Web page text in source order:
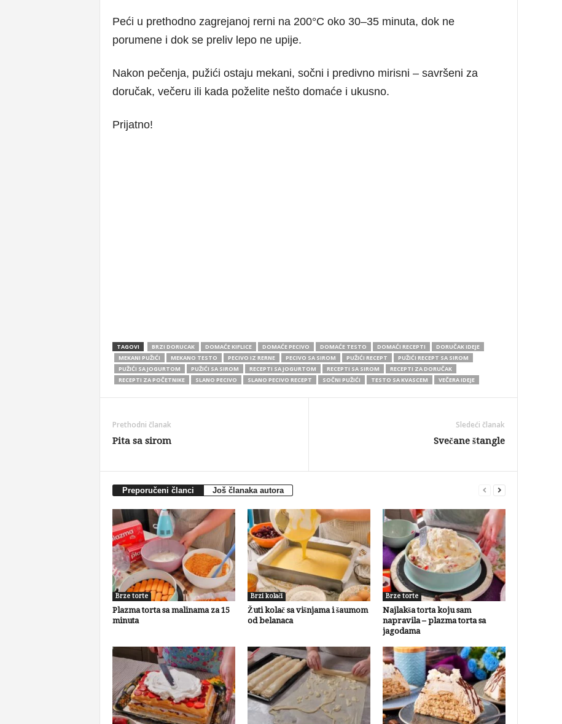
Peći u prethodno zagrejanoj rerni na 200°C oko 30–35 minuta, dok ne
porumene i dok se preliv lepo ne upije.
Nakon pečenja, pužići ostaju mekani, sočni i predivno mirisni – savršeni za
doručak, večeru ili kada poželite nešto domaće i ukusno.
Prijatno!
TAGOVI BRZI DORUCAK DOMAĆE KIFLICE DOMAĆE PECIVO DOMAĆE TESTO DOMAĆI RECEPTI
DORUČAK IDEJE
MEKANI PUŽIĆI
MEKANO TESTO PECIVO IZ RERNE PECIVO SA SIROM PUŽIĆI RECEPT
PUŽIĆI RECEPT SA SIROM
PUŽIĆI SA JOGURTOM
PUŽIĆI SA SIROM RECEPTI SA JOGURTOM RECEPTI SA SIROM
RECEPTI ZA DORUČAK
RECEPTI ZA POČETNIKE
SLANO PECIVO SLANO PECIVO RECEPT SOČNI PUŽIĆI TESTO SA KVASCEM VEČERA IDEJE
Prethodni članak
Pita sa sirom
Sledeći članak
Svečane štangle
Preporučeni članci Još članaka autora
Brze torte
Plazma torta sa malinama za 15
minuta
Brzi kolači
Žuti kolač sa višnjama i šaumom
od belanaca
Brze torte
Najlakša torta koju sam
napravila – plazma torta sa
jagodama